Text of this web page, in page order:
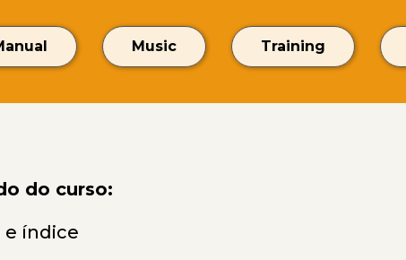
Music Training
do curso:
e índice